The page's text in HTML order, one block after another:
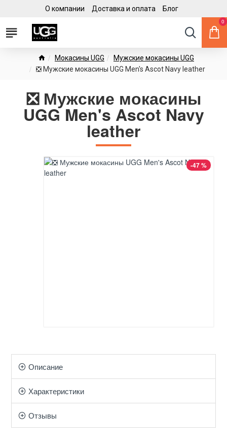
О компании Доставка и оплата Блог
0
Мокасины UGG
Мужские мокасины UGG
❎ Мужские мокасины UGG Men's Ascot Navy leather
❎ Мужские мокасины
UGG Men's Ascot Navy
leather
-47 %
Описание
Характеристики
Отзывы